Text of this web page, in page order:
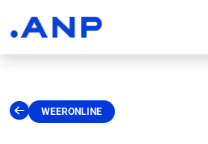
WEERONLINE